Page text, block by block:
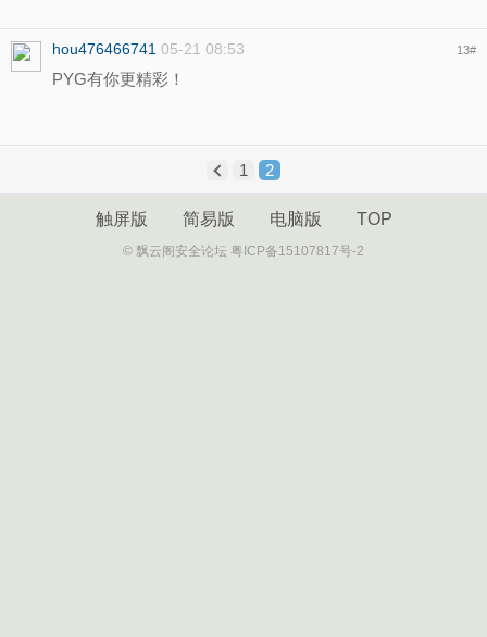
hou476466741 05-21 08:53 13#
PYG有你更精彩！
1 2
触屏版 简易版 电脑版 TOP
© 飘云阁安全论坛 粤ICP备15107817号-2